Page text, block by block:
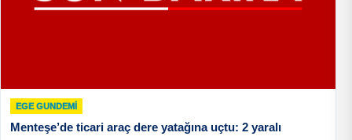
EGE GUNDEMİ
Menteşe’de ticari araç dere yatağına uçtu: 2 yaralı